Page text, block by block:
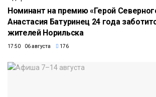
Номинант на премию «Герой
Анастасия Батуринец 24 года
жителей Норильска
17:50 06 августа 176